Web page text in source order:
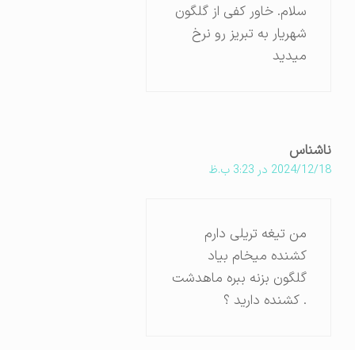
سلام‌. خاور کفی‌ از گلگون
شهریار به تبریز رو نرخ
میدید
ناشناس
2024/12/18 در 3:23 ب.ظ
من تیغه تریلی دارم
کشنده میخام بیاد
گلگون بزنه ببره ماهدشت
. کشنده دارید ؟